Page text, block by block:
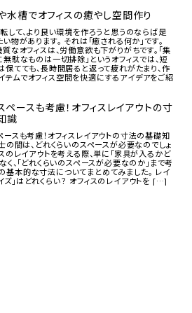
水槽でオフィスの癒やし空間作り
して、より良い環境を作ろうと思うのならば是
物があります。 それは「癒される何か」です。
なオフィスは、労働意欲も下がりがちです。「集
駄なものは一切排除」というオフィスでは、短
てても、長時間居ると返って疲れがたまり、作
テムでオフィス空間を快適にするアイデアをご紹
ペースも考慮！オフィスレイアウトの寸
識
ースも考慮！オフィスレイアウトの寸法の基礎知
の間は、どれくらいのスペースが必要なのでしょ
のレイアウトを考える際、単に「家具が入るかど
く、「どれくらいのスペースが必要なのか」まで考
基本的な寸法についてまとめてみました。 レイ
ズ」はどれくらい？ オフィスのレイアウトを […]